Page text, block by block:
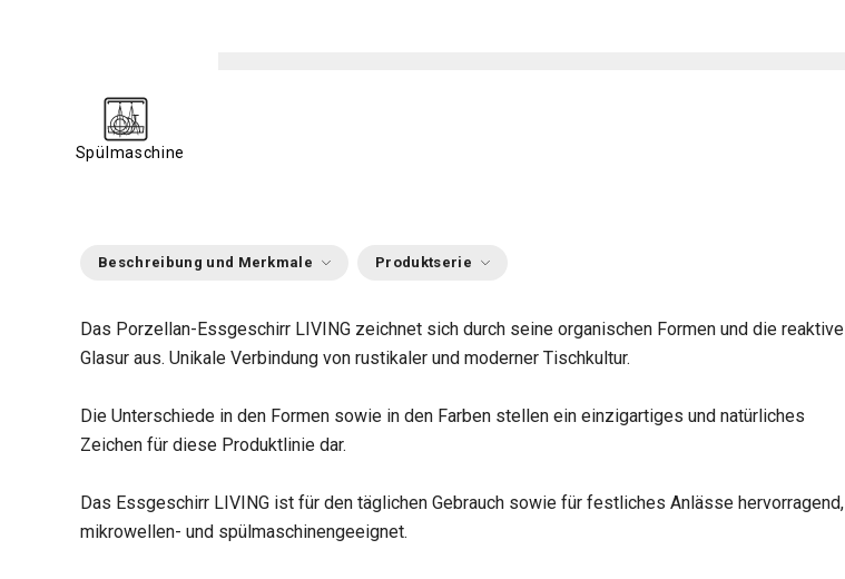
Spülmaschine
Beschreibung und Merkmale Produktserie
Das Porzellan-Essgeschirr LIVING zeichnet sich durch seine organischen Formen und die reaktive
Glasur aus. Unikale Verbindung von rustikaler und moderner Tischkultur.
Die Unterschiede in den Formen sowie in den Farben stellen ein einzigartiges und natürliches
Zeichen für diese Produktlinie dar.
Das Essgeschirr LIVING ist für den täglichen Gebrauch sowie für festliches Anlässe hervorragend,
mikrowellen- und spülmaschinengeeignet.